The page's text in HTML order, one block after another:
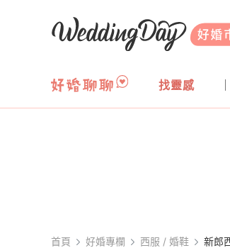
WeddingDay 好婚
找靈感
首頁 好婚專欄 ⻄服 / 婚鞋 新郎